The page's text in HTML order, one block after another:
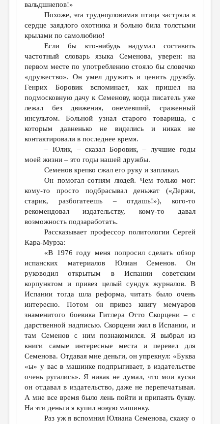
вальдшнепов!»
Похоже, эта трудноуловимая птица застряла в
сердце заядлого охотника и больно била толстыми
крылами по самолюбию!
Если бы кто-нибудь надумал составить
частотный словарь языка Семенова, уверен: на
первом месте по употреблению стояло бы словечко
«дружество». Он умел дружить и ценить дружбу.
Генрих Боровик вспоминает, как пришел на
подмосковную дачу к Семенову, когда писатель уже
лежал без движения, онемевший, сраженный
инсультом. Больной узнал старого товарища, с
которым давненько не виделись и никак не
контактировали в последнее время.
– Юлик, – сказал Боровик, – лучшие годы
моей жизни – это годы нашей дружбы.
Семенов крепко сжал его руку и заплакал.
Он помогал сотням людей. Чем только мог:
кому-то просто подбрасывал деньжат («Держи,
старик, разбогатеешь – отдашь!»), кого-то
рекомендовал издательству, кому-то давал
возможность подзаработать.
Рассказывает профессор политологии Сергей
Кара-Мурза:
«В 1976 году меня попросил сделать обзор
испанских материалов Юлиан Семенов. Он
руководил открытым в Испании советским
корпунктом и привез целый сундук журналов. В
Испании тогда шла реформа, читать было очень
интересно. Потом он привез книгу мемуаров
знаменитого боевика Гитлера Отто Скорцени – с
дарственной надписью. Скорцени жил в Испании, и
там Семенов с ним познакомился. Я выбрал из
книги самые интересные места и перевел для
Семенова. Отдавая мне деньги, он упрекнул: «Буква
«ы» у вас в машинке подпрыгивает, в издательстве
очень ругались». Я никак не думал, что мои куски
он отдавал в издательство, даже не перепечатывая.
А мне все время было лень пойти и припаять букву.
На эти деньги я купил новую машинку.
Раз уж я вспомнил Юлиана Семенова, скажу о